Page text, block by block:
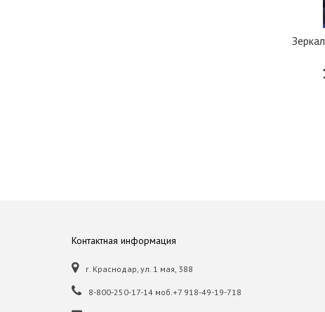
Контактная информация
г. Краснодар, ул. 1 мая, 388
8-800-250-17-14 моб.+7 918-49-19-718